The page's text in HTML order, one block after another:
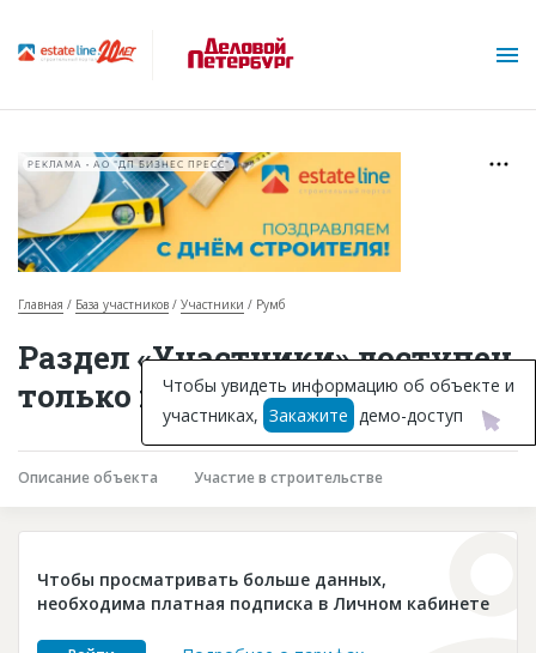
Горячие объекты
База строящихся объектов
Инвестпроекты
Глоссарий
Платные услуги
Пресс-релизы
РЕКЛАМА • АО "ДП БИЗНЕС ПРЕСС"
Главная База участников Участники Румб
Раздел «Участники» доступен
только подписчикам
Описание объекта Участие в строительстве
Чтобы просматривать больше данных,
необходима платная подписка в Личном кабинете
Чтобы увидеть информацию об объекте и
участниках, Закажите демо-доступ